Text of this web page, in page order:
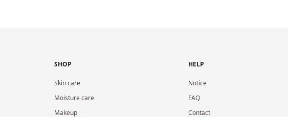
SHOP
Skin care
Moisture care
Makeup
HELP
Notice
FAQ
Contact